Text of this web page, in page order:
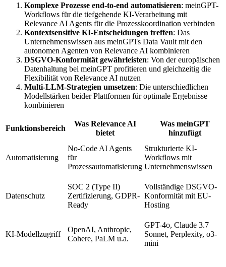
Komplexe Prozesse end-to-end automatisieren: meinGPT-
Workflows für die tiefgehende KI-Verarbeitung mit
Relevance AI Agents für die Prozesskoordination verbinden
Kontextsensitive KI-Entscheidungen treffen: Das
Unternehmenswissen aus meinGPTs Data Vault mit den
autonomen Agenten von Relevance AI kombinieren
DSGVO-Konformität gewährleisten: Von der europäischen
Datenhaltung bei meinGPT profitieren und gleichzeitig die
Flexibilität von Relevance AI nutzen
Multi-LLM-Strategien umsetzen: Die unterschiedlichen
Modellstärken beider Plattformen für optimale Ergebnisse
kombinieren
Funktionsbereich
Was Relevance AI
bietet
Was meinGPT
hinzufügt
Automatisierung
No-Code AI Agents
für
Prozessautomatisierung
Strukturierte KI-
Workflows mit
Unternehmenswissen
Datenschutz
SOC 2 (Type II)
Zertifizierung, GDPR-
Ready
Vollständige DSGVO-
Konformität mit EU-
Hosting
KI-Modellzugriff
OpenAI, Anthropic,
Cohere, PaLM u.a.
GPT-4o, Claude 3.7
Sonnet, Perplexity, o3-
mini